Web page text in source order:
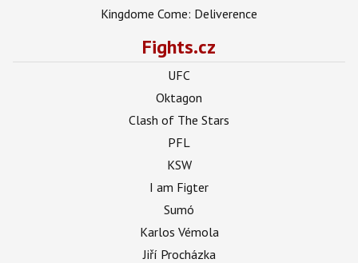
Kingdome Come: Deliverence
Fights.cz
UFC
Oktagon
Clash of The Stars
PFL
KSW
I am Figter
Sumó
Karlos Vémola
Jiří Procházka